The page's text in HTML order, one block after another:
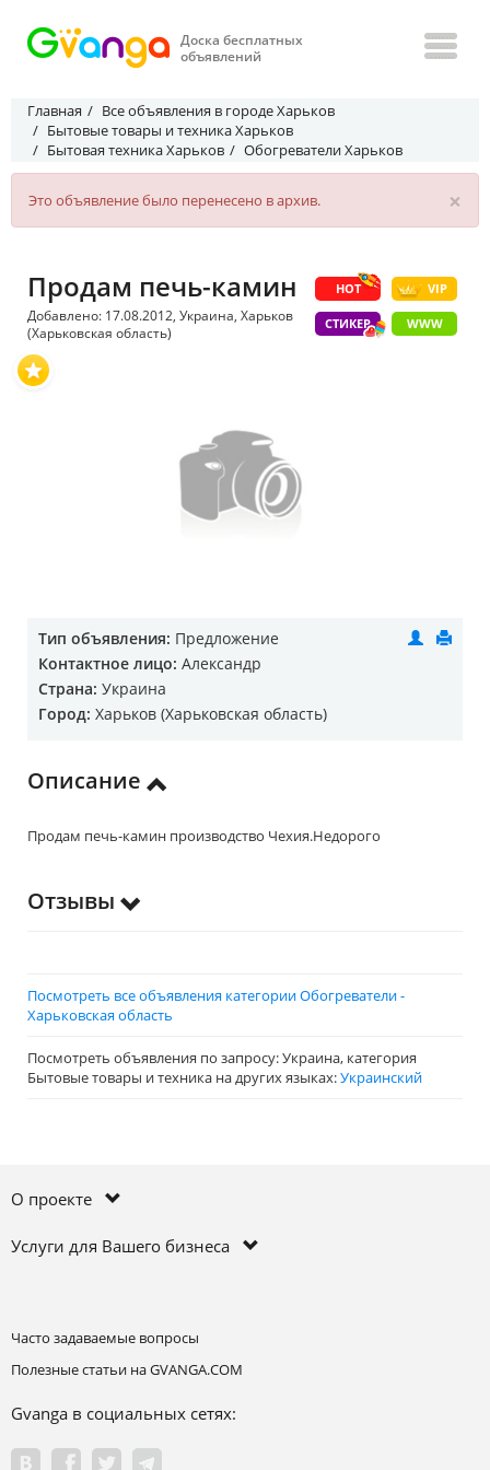
Доска бесплатных
объявлений
Главная
Все объявления в городе Харьков
Бытовые товары и техника Харьков
Бытовая техника Харьков
Обогреватели Харьков
×
Это объявление было перенесено в архив.
HOT VIP
СТИКЕР WWW
Продам печь-камин
Добавлено: 17.08.2012, Украина, Харьков
(Харьковская область)
Тип объявления: Предложение
Контактное лицо: Александр
Страна: Украина
Город: Харьков (Харьковская область)
Описание
Продам печь-камин производство Чехия.Недорого
Отзывы
Посмотреть все объявления категории Обогреватели -
Харьковская область
Посмотреть объявления по запросу: Украина, категория
Бытовые товары и техника на других языках:Украинский
О проекте
Услуги для Вашего бизнеса
Часто задаваемые вопросы
Полезные статьи на GVANGA.COM
Gvanga в социальных сетях: